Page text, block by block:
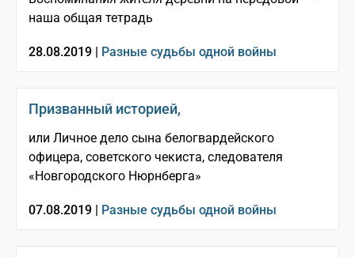
наша общая тетрадь
28.08.2019 | Разные судьбы одной войны
Призванный историей,
или Личное дело сына белогвардейского
офицера, советского чекиста, следователя
«Новгородского Нюрнберга»
07.08.2019 | Разные судьбы одной войны